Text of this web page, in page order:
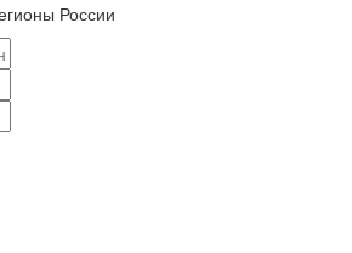
России